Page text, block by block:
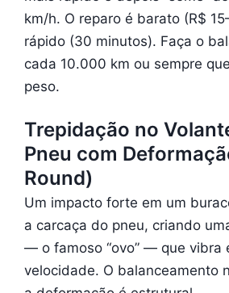
km/h. O reparo é barato (R$
rápido (30 minutos). Faça o
cada 10.000 km ou sempre
peso.
Trepidação no
Pneu com
Round)
Um impacto forte em um
a carcaça do pneu, criando
— o famoso “ovo” — que vibra
velocidade. O balanceamento